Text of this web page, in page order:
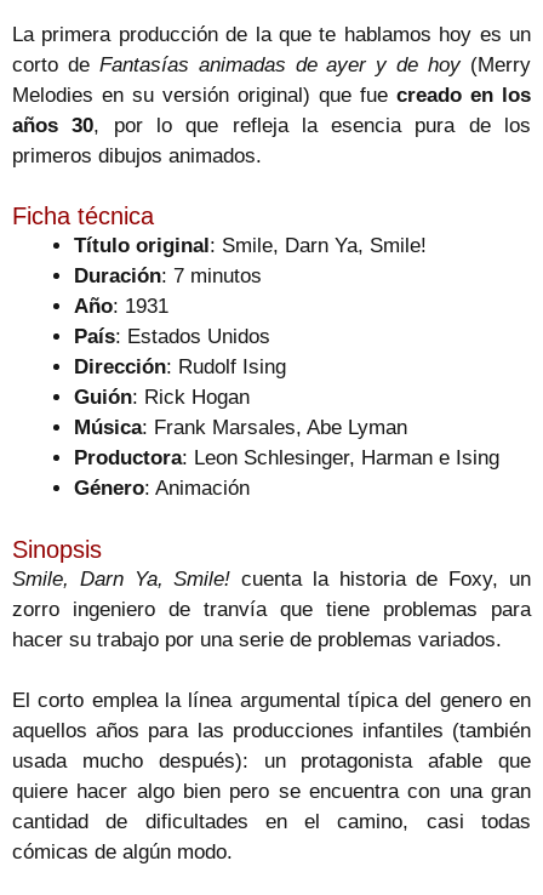
La primera producción de la que te hablamos hoy es un
corto de Fantasías animadas de ayer y de hoy (Merry
Melodies en su versión original) que fue creado en los
años 30, por lo que refleja la esencia pura de los
primeros dibujos animados.
Ficha técnica
Título original : Smile, Darn Ya, Smile!
Duración: 7 minutos
Año: 1931
País: Estados Unidos
Dirección: Rudolf Ising
Guión: Rick Hogan
Música: Frank Marsales, Abe Lyman
Productora: Leon Schlesinger, Harman e Ising
Género: Animación
Sinopsis
Smile, Darn Ya, Smile! cuenta la historia de Foxy, un
zorro ingeniero de tranvía que tiene problemas para
hacer su trabajo por una serie de problemas variados.
El corto emplea la línea argumental típica del genero en
aquellos años para las producciones infantiles (también
usada mucho después): un protagonista afable que
quiere hacer algo bien pero se encuentra con una gran
cantidad de dificultades en el camino, casi todas
cómicas de algún modo.